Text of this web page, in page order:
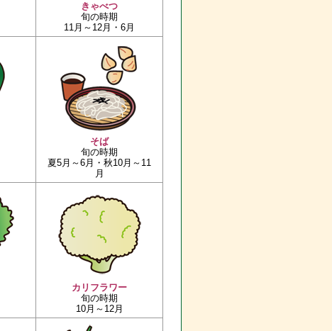
きゃべつ
旬の時期
11月～12月・6月
そば
旬の時期
夏5月～6月・秋10月～11
月
カリフラワー
旬の時期
10月～12月